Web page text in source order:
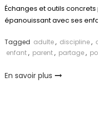
Échanges et outils
épanouissant avec ses
Tagged adulte, discipline,
enfant, parent, partage,
En savoir plus